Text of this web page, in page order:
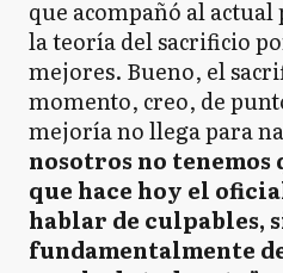
que acompañó al
la teoría del sacrificio
mejores. Bueno, el
momento, creo, de
mejoría no llega para
nosotros no tenemos
que hace hoy el
hablar de culpables,
fundamentalmente